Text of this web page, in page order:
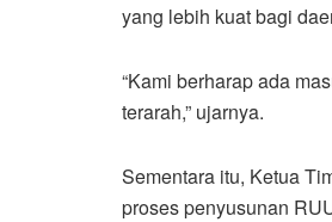
yang lebih kuat bagi
“Kami berharap ada
terarah,” ujarnya.
Sementara itu, Ketua
proses penyusunan